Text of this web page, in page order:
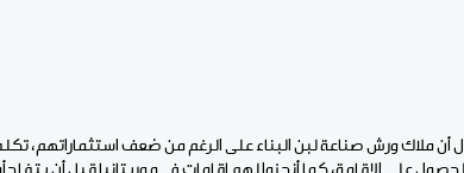
أن ملاك ورش صناعة لبن البناء على الرغم من ضعف استثماراتهم،
على الإقامة، كما أنجزوا لهم إقامات في موريتانيا قبل أن